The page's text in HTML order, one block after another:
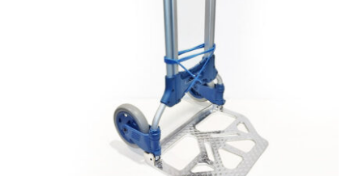
Sackkarre Paketroller Fetra 1732